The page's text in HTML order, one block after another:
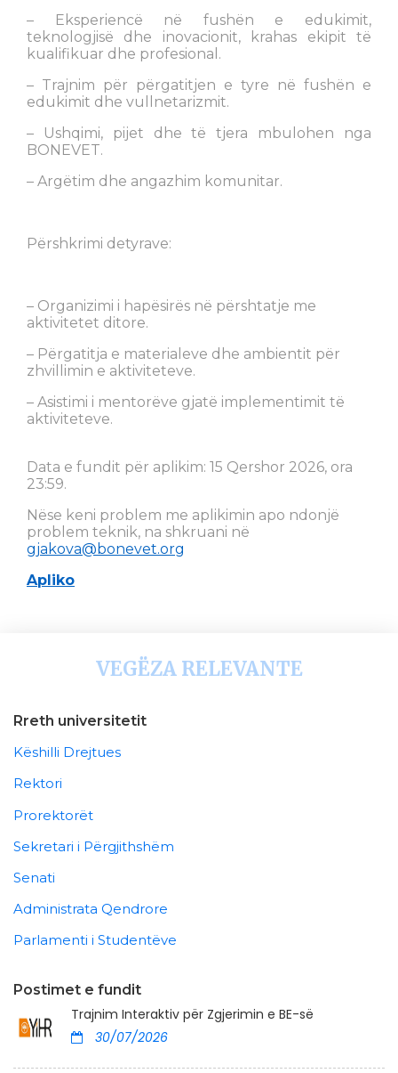
– Eksperiencë në fushën e edukimit,
teknologjisë dhe inovacionit, krahas ekipit të
kualifikuar dhe profesional.
– Trajnim për përgatitjen e tyre në fushën e
edukimit dhe vullnetarizmit.
– Ushqimi, pijet dhe të tjera mbulohen nga
BONEVET.
– Argëtim dhe angazhim komunitar.
Përshkrimi detyrave:
– Organizimi i hapësirës në përshtatje me
aktivitetet ditore.
– Përgatitja e materialeve dhe ambientit për
zhvillimin e aktiviteteve.
– Asistimi i mentorëve gjatë implementimit të
aktiviteteve.
Data e fundit për aplikim: 15 Qershor 2026, ora
23:59.
Nëse keni problem me aplikimin apo ndonjë
problem teknik, na shkruani në
gjakova@bonevet.org
Apliko
VEGËZA RELEVANTE
Rreth universitetit
Këshilli Drejtues
Rektori
Prorektorët
Sekretari i Përgjithshëm
Senati
Administrata Qendrore
Parlamenti i Studentëve
Postimet e fundit
Trajnim Interaktiv për Zgjerimin e BE-së
30/07/2026